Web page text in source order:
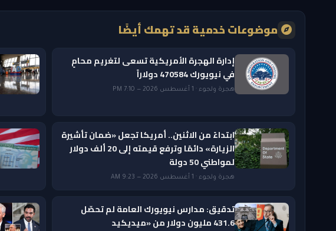
موضوعات خدمية قد تهمك أيضًا
إدارة الهجرة الأمريكية تسعى لتغريم محامٍ
في نيويورك 470584 دولاراً
هجرة ولجوء · 1 أغسطس 2026 — 7:10 PM
ابتداءً من الاثنين.. أمريكا تجعل «ضمان تأشيرة
الزيارة» دائمًا وترفع قيمته إلى 20 ألف دولار
لمواطني 50 دولة
هجرة ولجوء · 1 أغسطس 2026 — 9:23 AM
تدقيق: مدارس نيويورك العامة لم تحصّل
431.6 مليون دولار من «ميديكيد